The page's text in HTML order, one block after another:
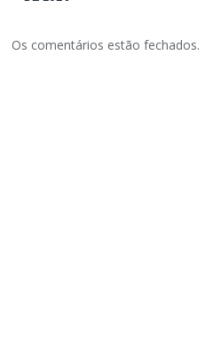
Os comentários estão fechados.